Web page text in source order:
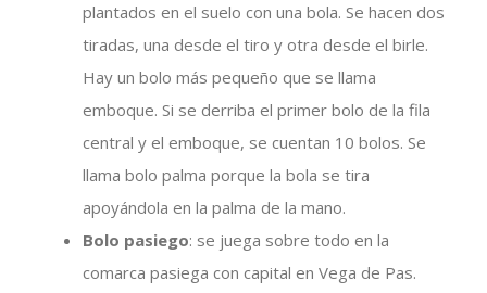
plantados en el suelo con una bola. Se hacen dos
tiradas, una desde el tiro y otra desde el birle.
Hay un bolo más pequeño que se llama
emboque. Si se derriba el primer bolo de la fila
central y el emboque, se cuentan 10 bolos. Se
llama bolo palma porque la bola se tira
apoyándola en la palma de la mano.
Bolo pasiego: se juega sobre todo en la
comarca pasiega con capital en Vega de Pas.